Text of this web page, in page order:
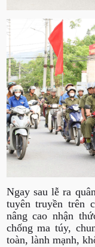
Ngay sau lễ ra
tuyên truyền trên
nâng cao nhận
chống ma túy,
toàn, lành mạnh,